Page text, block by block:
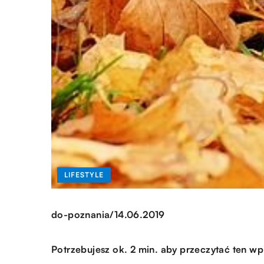
LIFESTYLE
do-poznania/14.06.2019
Potrzebujesz ok. 2 min. aby przeczytać ten